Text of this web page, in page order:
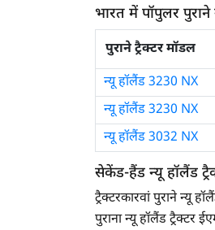
अयोध्या
छतरपुर
पलामू
हरदा
कोप्पल
धारवाड़
भारत में पॉपुलर
पुराने ट्रैक्टर मॉडल
न्यू हॉलैंड 3230 NX
न्यू हॉलैंड 3230 NX
न्यू हॉलैंड 3032 NX
सेकेंड-हैंड न्यू हॉलैंड
ट्रैक्टरकारवां पुराने न्यू
पुराना न्यू हॉलैंड